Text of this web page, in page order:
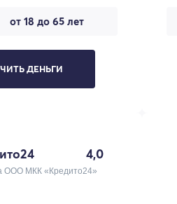
от 18 до 65 лет
ДЕНЬГИ
4,0
ООО МКК «Кредито24»